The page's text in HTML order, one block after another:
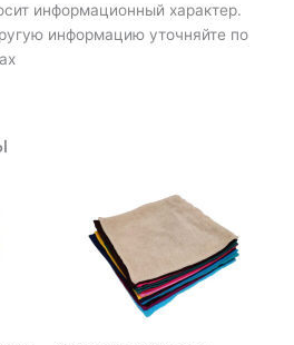
информационный характер.
информацию уточняйте по
цен:
80₽